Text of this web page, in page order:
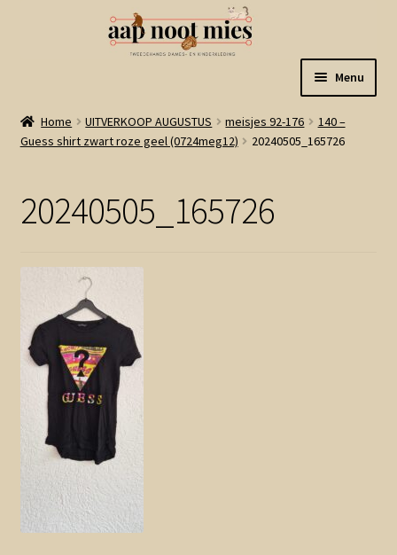
naar
navigatie
de
inhoud
Menu
Welkom
Winkel
Winkelmand
Linkjes
Contact en nieuwsbrief
Home UITVERKOOP AUGUSTUS meisjes 92-176
140 –
Guess shirt zwart roze geel (0724meg12)
20240505_165726
20240505_165726